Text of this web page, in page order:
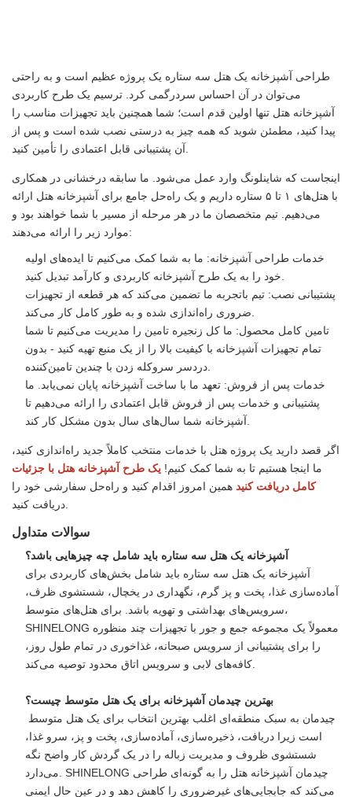
طراحی آشپزخانه یک هتل سه ستاره یک پروژه عظیم است و به راحتی
می‌توان در آن احساس سردرگمی کرد. ترسیم یک طرح کاربردی
آشپزخانه هتل تنها اولین قدم است؛ شما همچنین باید تجهیزات مناسب را
پیدا کنید، مطمئن شوید که همه چیز به درستی نصب شده است و پس از
آن پشتیبانی قابل اعتمادی را تأمین کنید.
اینجاست که شاینلونگ وارد عمل می‌شود. ما سابقه درخشانی در همکاری
با هتل‌های ۱ تا ۵ ستاره داریم و یک راه‌حل جامع برای آشپزخانه هتل ارائه
می‌دهیم. تیم متخصصان ما در هر مرحله از مسیر با شما خواهند بود و
موارد زیر را ارائه می‌دهند:
خدمات طراحی آشپزخانه: ما به شما کمک می‌کنیم تا ایده‌های اولیه
خود را به یک طرح آشپزخانه کاربردی و کارآمد تبدیل کنید.
پشتیبانی نصب: تیم باتجربه ما تضمین می‌کند که هر قطعه از تجهیزات
ضروری راه‌اندازی شده و به طور کامل کار می‌کند.
تامین کامل محصول: ما کل زنجیره تامین را مدیریت می‌کنیم تا شما
تمام تجهیزات آشپزخانه با کیفیت بالا را از یک منبع تهیه کنید - بدون
دردسر سروکله زدن با چندین تامین‌کننده.
خدمات پس از فروش: تعهد ما با ساخت آشپزخانه پایان نمی‌یابد. ما
پشتیبانی و خدمات پس از فروش قابل اعتمادی را ارائه می‌دهیم تا
آشپزخانه شما سال‌های سال بدون مشکل کار کند.
اگر قصد دارید یک پروژه هتل با خدمات منتخب کاملاً جدید راه‌اندازی کنید،
ما اینجا هستیم تا به شما کمک کنیم! یک طرح آشپزخانه هتل با جزئیات
کامل دریافت کنید همین امروز اقدام کنید و راه‌حل سفارشی خود را
دریافت کنید.
سوالات متداول
آشپزخانه یک هتل سه ستاره باید شامل چه چیزهایی باشد؟
آشپزخانه یک هتل سه ستاره باید شامل بخش‌های کاربردی برای
آماده‌سازی غذا، پخت و پز گرم، نگهداری در یخچال، شستشوی ظرف،
سرویس‌های بهداشتی و تهویه باشد. برای هتل‌های متوسط،
SHINELONG معمولاً یک مجموعه جمع و جور با تجهیزات چند منظوره
را برای پشتیبانی از سرویس صبحانه، غذاخوری در تمام طول روز،
کافه‌های لابی و سرویس اتاق محدود توصیه می‌کند.
بهترین چیدمان آشپزخانه برای یک هتل متوسط ​​چیست؟
چیدمان به سبک منطقه‌ای اغلب بهترین انتخاب برای یک هتل متوسط ​​
است زیرا دریافت، ذخیره‌سازی، آماده‌سازی، پخت و پز، سرو غذا،
شستشوی ظروف و مدیریت زباله را در یک گردش کار واضح نگه
می‌دارد. SHINELONG چیدمان آشپزخانه هتل را به گونه‌ای طراحی
می‌کند که جابجایی‌های غیرضروری را کاهش دهد و در عین حال ایمنی